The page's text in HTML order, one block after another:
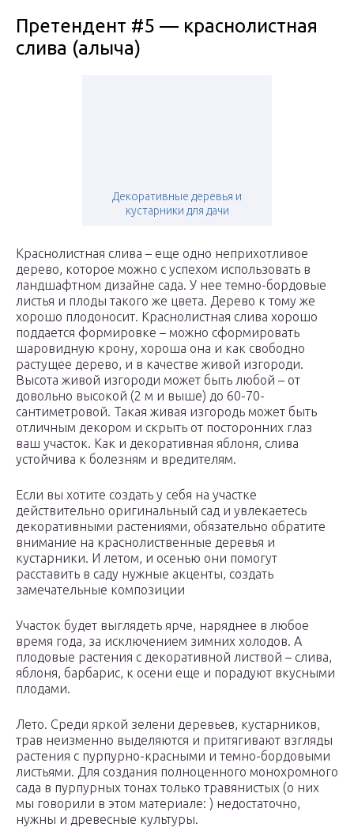
Претендент #5 — краснолистная
слива (алыча)
Декоративные деревья и
кустарники для дачи
Краснолистная слива – еще одно неприхотливое
дерево, которое можно с успехом использовать в
ландшафтном дизайне сада. У нее темно-бордовые
листья и плоды такого же цвета. Дерево к тому же
хорошо плодоносит. Краснолистная слива хорошо
поддается формировке – можно сформировать
шаровидную крону, хороша она и как свободно
растущее дерево, и в качестве живой изгороди.
Высота живой изгороди может быть любой – от
довольно высокой (2 м и выше) до 60-70-
сантиметровой. Такая живая изгородь может быть
отличным декором и скрыть от посторонних глаз
ваш участок. Как и декоративная яблоня, слива
устойчива к болезням и вредителям.
Если вы хотите создать у себя на участке
действительно оригинальный сад и увлекаетесь
декоративными растениями, обязательно обратите
внимание на краснолиственные деревья и
кустарники. И летом, и осенью они помогут
расставить в саду нужные акценты, создать
замечательные композиции
Участок будет выглядеть ярче, наряднее в любое
время года, за исключением зимних холодов. А
плодовые растения с декоративной листвой – слива,
яблоня, барбарис, к осени еще и порадуют вкусными
плодами.
Лето. Среди яркой зелени деревьев, кустарников,
трав неизменно выделяются и притягивают взгляды
растения с пурпурно-красными и темно-бордовыми
листьями. Для создания полноценного монохромного
сада в пурпурных тонах только травянистых (о них
мы говорили в этом материале: ) недостаточно,
нужны и древесные культуры.